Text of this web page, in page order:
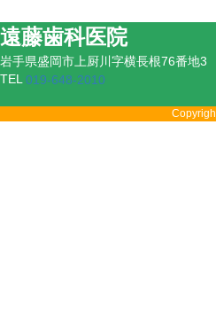
遠藤歯科医院
岩手県盛岡市上厨川字横長根76番地3
TEL 019-648-2010